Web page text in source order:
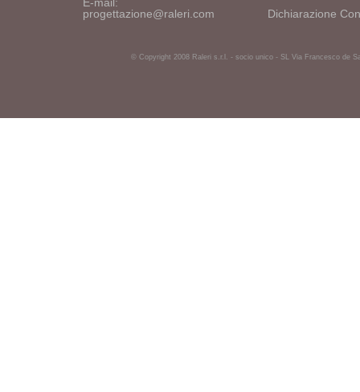
progettazione@raleri.com
Dichiarazione
© Copyright 2008 Raleri s.r.l. - socio unico - SL Via Francesco de